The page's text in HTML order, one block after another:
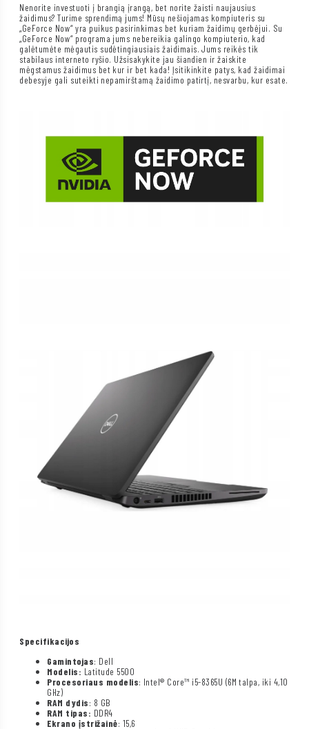
Nenorite investuoti į brangią įrangą, bet norite žaisti naujausius
žaidimus? Turime sprendimą jums! Mūsų nešiojamas kompiuteris su
„GeForce Now“ yra puikus pasirinkimas bet kuriam žaidimų gerbėjui. Su
„GeForce Now“ programa jums nebereikia galingo kompiuterio, kad
galėtumėte mėgautis sudėtingiausiais žaidimais. Jums reikės tik
stabilaus interneto ryšio. Užsisakykite jau šiandien ir žaiskite
mėgstamus žaidimus bet kur ir bet kada! Įsitikinkite patys, kad žaidimai
debesyje gali suteikti nepamirštamą žaidimo patirtį, nesvarbu, kur esate.
Specifikacijos
Gamintojas: Dell
Modelis: Latitude 5500
Procesoriaus modelis: Intel® Core™ i5-8365U (6M talpa, iki 4,10
GHz)
RAM dydis: 8 GB
RAM tipas: DDR4
Ekrano įstrižainė: 15,6